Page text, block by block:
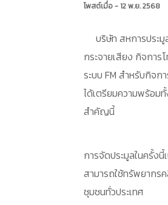
โพสต์เมื่อ - 12 พ.ย. 2568
บริษัท สหการประมู
กระจายเสียง กิจการ
ระบบ FM สำหรับกิจก
ได้เตรียมความพร้อม
สำคัญนี้
การจัดประมูลในครั้ง
สามารถใช้ทรัพยากร
ชุมชนทั่วประเทศ